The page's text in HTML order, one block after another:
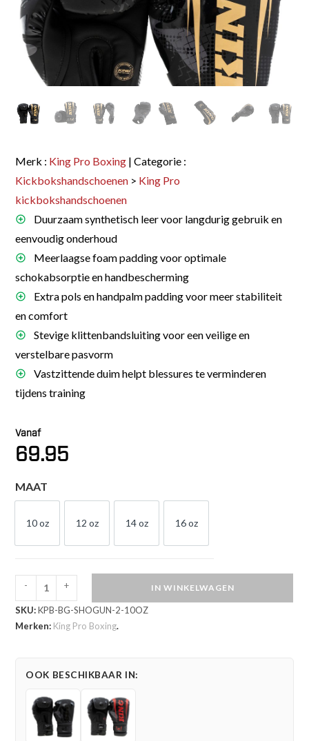
Merk : King Pro Boxing | Categorie :
Kickbokshandschoenen > King Pro
kickbokshandschoenen
Duurzaam synthetisch leer voor langdurig gebruik en
eenvoudig onderhoud
Meerlaagse foam padding voor optimale
schokabsorptie en handbescherming
Extra pols en handpalm padding voor meer stabiliteit
en comfort
Stevige klittenbandsluiting voor een veilige en
verstelbare pasvorm
Vastzittende duim helpt blessures te verminderen
tijdens training
Vanaf
69.95
MAAT
10 oz 12 oz 14 oz 16 oz
Pro
Boxing
(KPB
SHOGUN
- + IN WINKELWAGEN
SKU:KPB-BG-SHOGUN-2-10OZ
Merken: King Pro Boxing.
OOK BESCHIKBAAR IN: